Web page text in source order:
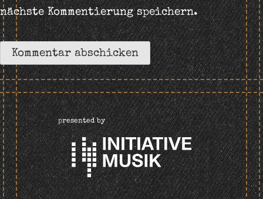
nächste Kommentierung speichern.
presented by